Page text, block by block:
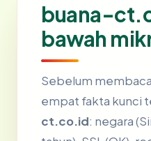
buana-
bawah
Sebelum
empat fakta kunci
ct.co.id: negara